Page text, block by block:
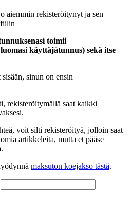
aiemmin rekisteröitynyt ja sen
toimii
käyttäjätunnus) sekä itse
sinun on ensin
rekisteröitymällä saat kaikki
voit silti rekisteröityä, jolloin saat
artikkeleita, mutta et pääse
maksuton koejakso tästä.